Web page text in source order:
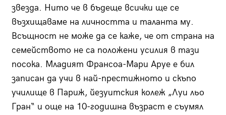
звезда. Нито че в бъдеще всички ще се
възхищаваме на личността и таланта му.
Всъщност не може да се каже, че от страна на
семейството не са положени усилия в тази
посока. Младият Франсоа-Мари Аруе е бил
записан да учи в най-престижното и скъпо
училище в Париж, йезуитския колеж „Луи льо
Гран“ и още на 10-годишна възраст е съумял